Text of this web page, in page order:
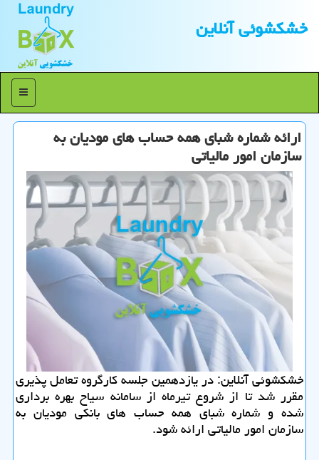
خشكشوئی آنلاین
منو
ارائه شماره شبای همه حساب های مودیان به
سازمان امور مالیاتی
خشكشوئی آنلاین: در یازدهمین جلسه كارگروه تعامل پذیری
مقرر شد تا از شروع تیرماه از سامانه سیاح بهره برداری
شده و شماره شبای همه حساب های بانكی مودیان به
سازمان امور مالیاتی ارائه شود.